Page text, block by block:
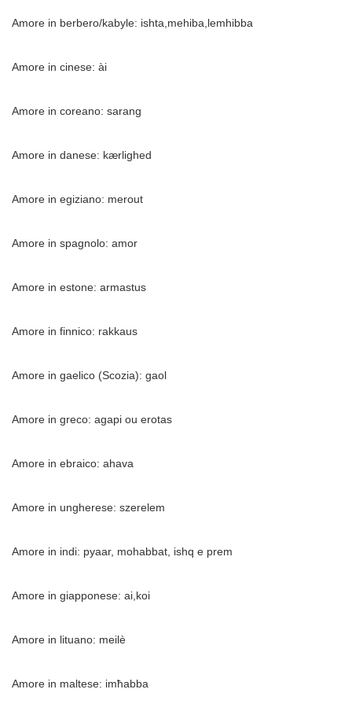
Amore in berbero/kabyle: ishta,mehiba,lemhibba
Amore in cinese: ài
Amore in coreano: sarang
Amore in danese: kærlighed
Amore in egiziano: merout
Amore in spagnolo: amor
Amore in estone: armastus
Amore in finnico: rakkaus
Amore in gaelico (Scozia): gaol
Amore in greco: agapi ou erotas
Amore in ebraico: ahava
Amore in ungherese: szerelem
Amore in indi: pyaar, mohabbat, ishq e prem
Amore in giapponese: ai,koi
Amore in lituano: meilè
Amore in maltese: imħabba